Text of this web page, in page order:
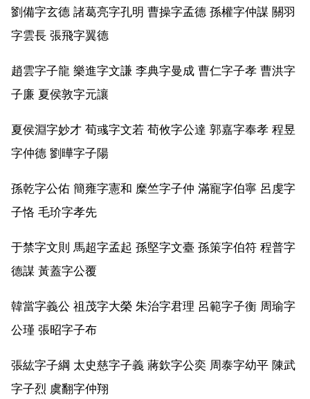
劉備字玄德 諸葛亮字孔明 曹操字孟德 孫權字仲謀 關羽
字雲長 張飛字翼德
趙雲字子龍 樂進字文謙 李典字曼成 曹仁字子孝 曹洪字
子廉 夏侯敦字元讓
夏侯淵字妙才 荀彧字文若 荀攸字公達 郭嘉字奉孝 程昱
字仲德 劉曄字子陽
孫乾字公佑 簡雍字憲和 糜竺字子仲 滿寵字伯寧 呂虔字
子恪 毛玠字孝先
于禁字文則 馬超字孟起 孫堅字文臺 孫策字伯符 程普字
德謀 黃蓋字公覆
韓當字義公 祖茂字大榮 朱治字君理 呂範字子衡 周瑜字
公瑾 張昭字子布
張紘字子綱 太史慈字子義 蔣欽字公奕 周泰字幼平 陳武
字子烈 虞翻字仲翔